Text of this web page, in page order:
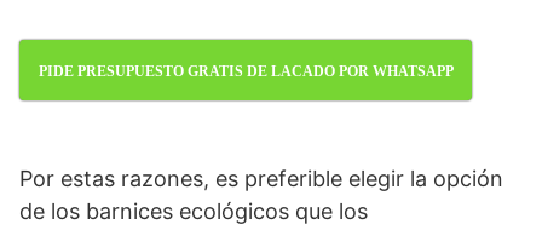
PIDE PRESUPUESTO GRATIS DE LACADO POR WHATSAPP
Por estas razones, es preferible elegir la opción
de los barnices ecológicos que los